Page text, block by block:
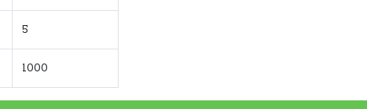
5
1000